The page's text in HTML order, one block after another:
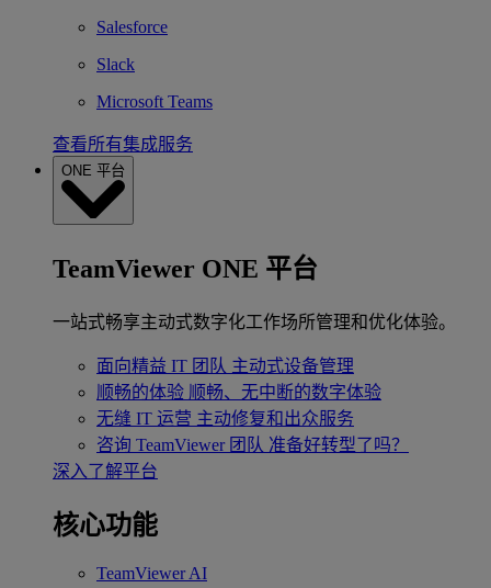
Salesforce
Slack
Microsoft Teams
查看所有集成服务
ONE 平台
TeamViewer ONE 平台
一站式畅享主动式数字化工作场所管理和优化体验。
面向精益 IT 团队 主动式设备管理
顺畅的体验 顺畅、无中断的数字体验
无缝 IT 运营 主动修复和出众服务
咨询 TeamViewer 团队 准备好转型了吗？
深入了解平台
核心功能
TeamViewer AI